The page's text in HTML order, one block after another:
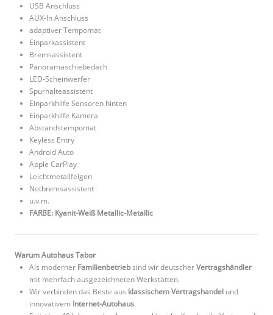
USB Anschluss
AUX-In Anschluss
adaptiver Tempomat
Einparkassistent
Bremsassistent
Panoramaschiebedach
LED-Scheinwerfer
Spurhalteassistent
Einparkhilfe Sensoren hinten
Einparkhilfe Kamera
Abstandstempomat
Keyless Entry
Android Auto
Apple CarPlay
Leichtmetallfelgen
Notbremsassistent
u.v.m.
FARBE: Kyanit-Weiß Metallic-Metallic
Warum Autohaus Tabor
Als moderner Familienbetriebsind wir deutscherVertragshändler
mit mehrfach ausgezeichneten Werkstätten.
Wir verbinden das Beste aus klassischem Vertragshandel und
innovativem Internet-Autohaus.